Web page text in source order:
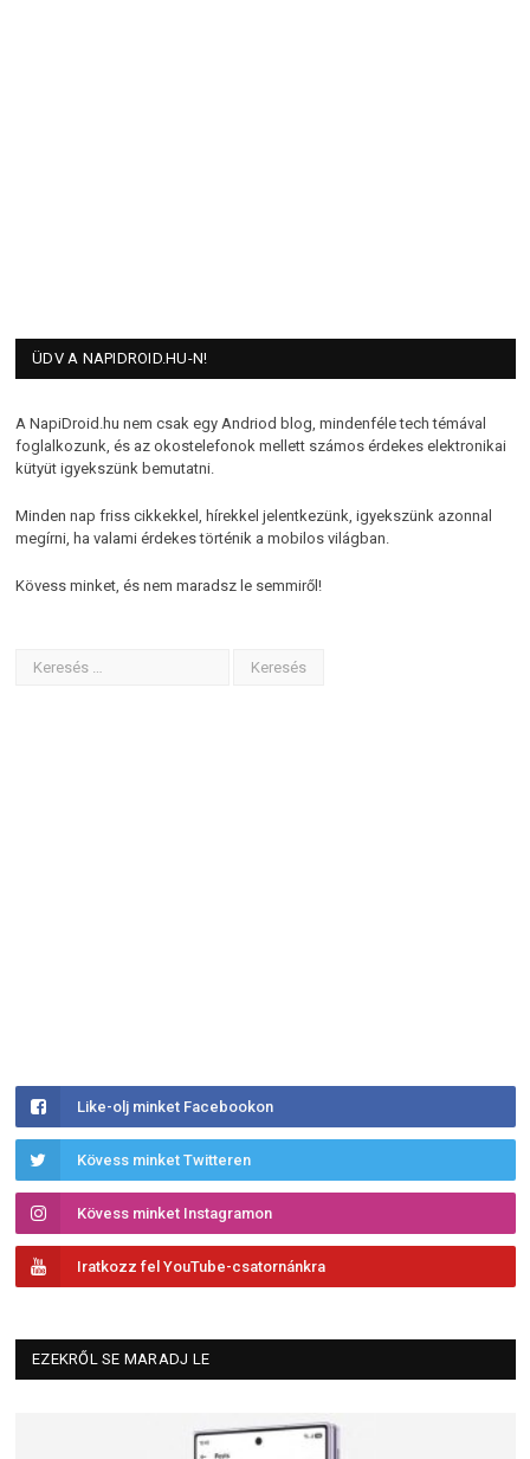
ÜDV A NAPIDROID.HU-N!
A NapiDroid.hu nem csak egy Andriod blog, mindenféle tech témával
foglalkozunk, és az okostelefonok mellett számos érdekes elektronikai
kütyüt igyekszünk bemutatni.
Minden nap friss cikkekkel, hírekkel jelentkezünk, igyekszünk azonnal
megírni, ha valami érdekes történik a mobilos világban.
Kövess minket, és nem maradsz le semmiről!
Like-olj minket Facebookon
Kövess minket Twitteren
Kövess minket Instagramon
Iratkozz fel YouTube-csatornánkra
EZEKRŐL SE MARADJ LE